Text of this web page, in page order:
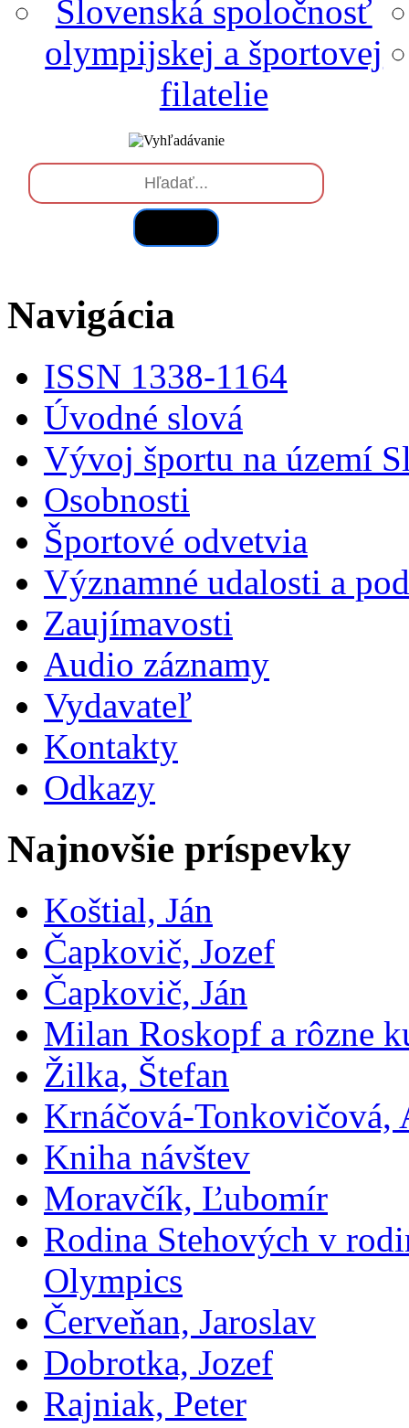
Slovenská spoločnosť
olympijskej a športovej
filatelie
Navigácia
ISSN 1338-1164
Úvodné slová
Vývoj športu na území
Osobnosti
Športové odvetvia
Významné udalosti a
Zaujímavosti
Audio záznamy
Vydavateľ
Kontakty
Odkazy
Najnovšie príspevky
Koštial, Ján
Čapkovič, Jozef
Čapkovič, Ján
Milan Roskopf a rôzne
Žilka, Štefan
Krnáčová-Tonkovičová,
Kniha návštev
Moravčík, Ľubomír
Rodina Stehových v
Olympics
Červeňan, Jaroslav
Dobrotka, Jozef
Rajniak, Peter